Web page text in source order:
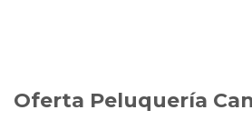
Oferta Peluquería